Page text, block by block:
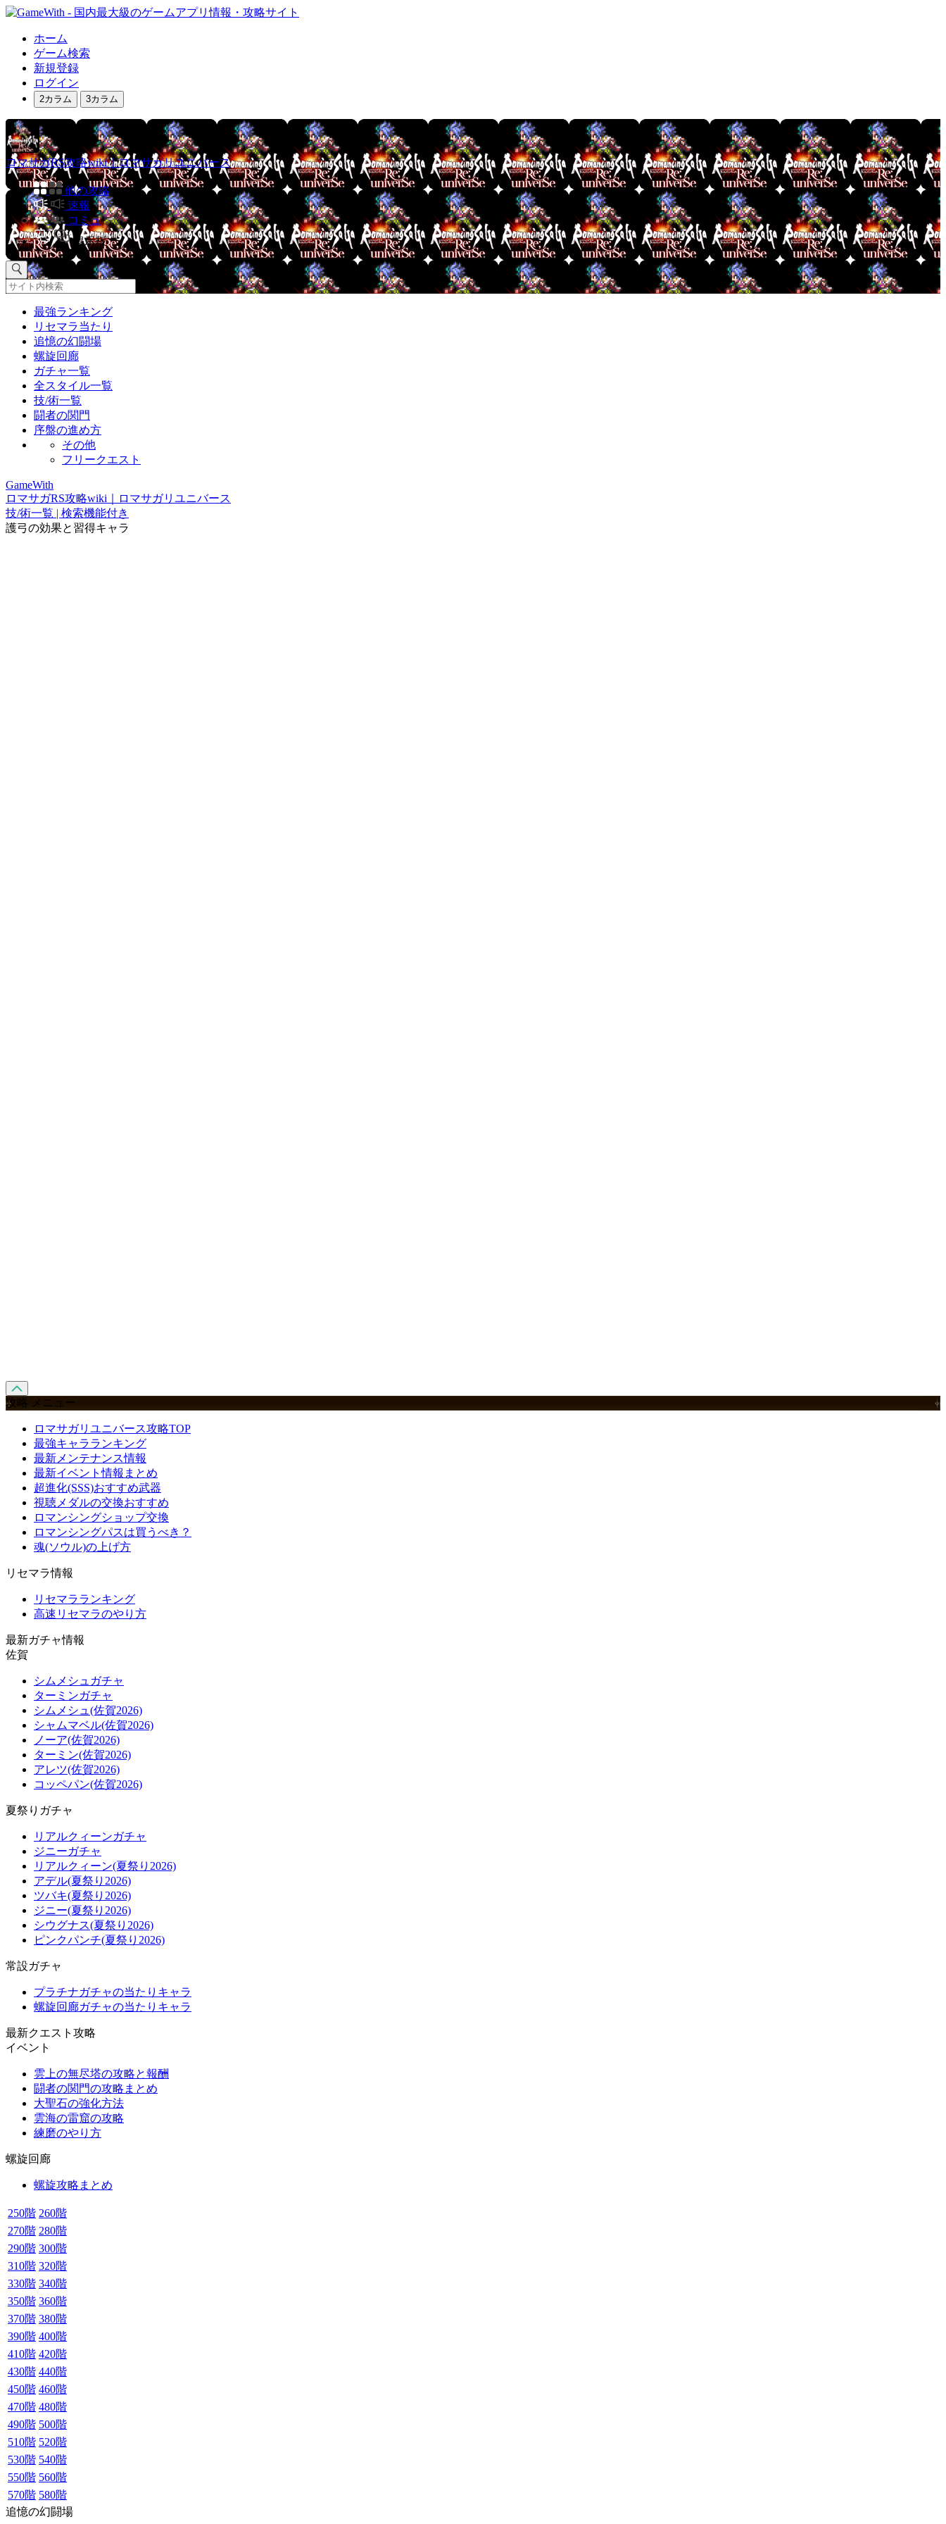
ホーム
ゲーム検索
新規登録
ログイン
2カラム 3カラム
ロマサガRS攻略wiki｜ロマサガリユニバース
他の攻略
速報
コミュ
掲示板
最強ランキング
リセマラ当たり
追憶の幻闘場
螺旋回廊
ガチャ一覧
全スタイル一覧
技/術一覧
闘者の関門
序盤の進め方
その他
フリークエスト
GameWith
ロマサガRS攻略wiki｜ロマサガリユニバース
技/術一覧 | 検索機能付き
護弓の効果と習得キャラ
攻略 メニュー
ロマサガリユニバース攻略TOP
最強キャラランキング
最新メンテナンス情報
最新イベント情報まとめ
超進化(SSS)おすすめ武器
視聴メダルの交換おすすめ
ロマンシングショップ交換
ロマンシングパスは買うべき？
魂(ソウル)の上げ方
リセマラ情報
リセマラランキング
高速リセマラのやり方
最新ガチャ情報
佐賀
シムメシュガチャ
ターミンガチャ
シムメシュ(佐賀2026)
シャムマベル(佐賀2026)
ノーア(佐賀2026)
ターミン(佐賀2026)
アレツ(佐賀2026)
コッペパン(佐賀2026)
夏祭りガチャ
リアルクィーンガチャ
ジニーガチャ
リアルクィーン(夏祭り2026)
アデル(夏祭り2026)
ツバキ(夏祭り2026)
ジニー(夏祭り2026)
シウグナス(夏祭り2026)
ピンクパンチ(夏祭り2026)
常設ガチャ
プラチナガチャの当たりキャラ
螺旋回廊ガチャの当たりキャラ
最新クエスト攻略
イベント
雲上の無尽塔の攻略と報酬
闘者の関門の攻略まとめ
大聖石の強化方法
雲海の雷窟の攻略
練磨のやり方
螺旋回廊
螺旋攻略まとめ
250階 260階
270階 280階
290階 300階
310階 320階
330階 340階
350階 360階
370階 380階
390階 400階
410階 420階
430階 440階
450階 460階
470階 480階
490階 500階
510階 520階
530階 540階
550階 560階
570階 580階
追憶の幻闘場